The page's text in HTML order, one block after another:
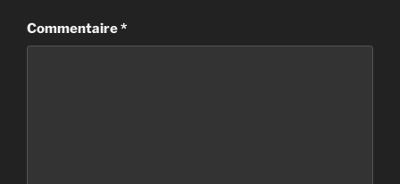
Commentaire*